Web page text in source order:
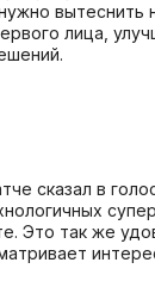
лица,
сказал в
так же